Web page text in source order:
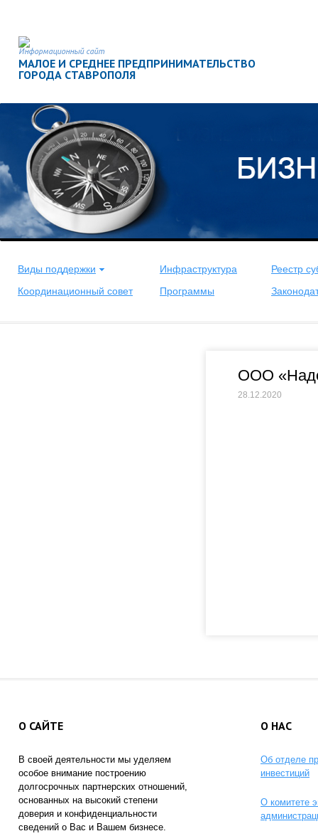
Информационный сайт
МАЛОЕ И СРЕДНЕЕ ПРЕДПРИНИМАТЕЛЬСТВО
ГОРОДА СТАВРОПОЛЯ
Виды поддержки Инфраструктура
Реестр
Координационный совет
Программы
ООО
28.12.2020
О САЙТЕ
В своей деятельности мы уделяем
особое внимание построению
долгосрочных партнерских отношений,
основанных на высокий степени
доверия и конфиденциальности
сведений о Вас и Вашем бизнесе.
О НАС
Об отделе
инвестиций
О комитете